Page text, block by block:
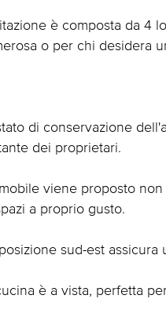
è composta da 4
o per chi desidera
di conservazione
dei proprietari.
viene proposto
a proprio gusto.
sud-est
è a vista, perfetta